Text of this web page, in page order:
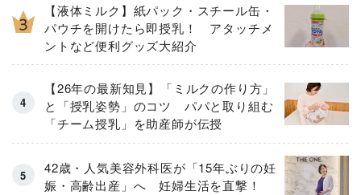
【液体ミルク】紙パック・スチール缶・
パウチを開けたら即授乳！ アタッチメ
ントなど便利グッズ大紹介
【26年の最新知見】「ミルクの作り方」
と「授乳姿勢」のコツ パパと取り組む
「チーム授乳」を助産師が伝授
42歳・人気美容外科医が「15年ぶりの妊
娠・高齢出産」へ 妊婦生活を直撃！